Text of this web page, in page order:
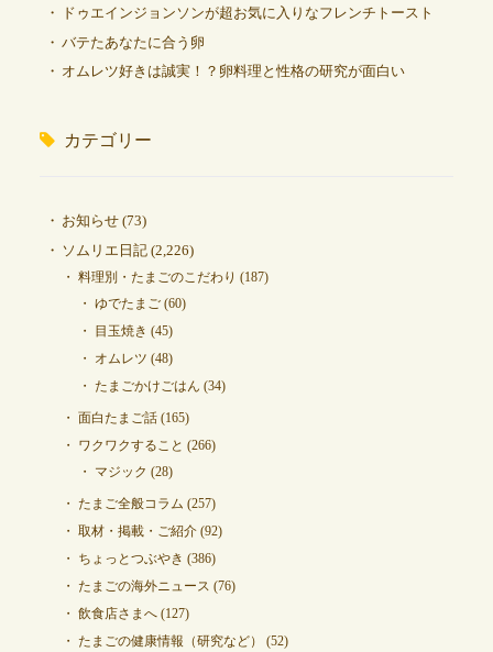
ドゥエインジョンソンが超お気に入りなフレンチトースト
バテたあなたに合う卵
オムレツ好きは誠実！？卵料理と性格の研究が面白い
カテゴリー
お知らせ(73)
ソムリエ日記(2,226)
料理別・たまごのこだわり (187)
ゆでたまご(60)
目玉焼き (45)
オムレツ (48)
たまごかけごはん (34)
面白たまご話(165)
ワクワクすること (266)
マジック (28)
たまご全般コラム (257)
取材・掲載・ご紹介(92)
ちょっとつぶやき (386)
たまごの海外ニュース (76)
飲食店さまへ(127)
たまごの健康情報（研究など）
(52)